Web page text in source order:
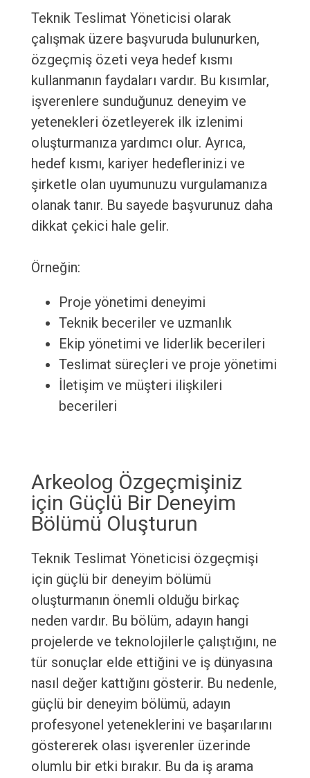
Teknik Teslimat Yöneticisi olarak
çalışmak üzere başvuruda bulunurken,
özgeçmiş özeti veya hedef kısmı
kullanmanın faydaları vardır. Bu kısımlar,
işverenlere sunduğunuz deneyim ve
yetenekleri özetleyerek ilk izlenimi
oluşturmanıza yardımcı olur. Ayrıca,
hedef kısmı, kariyer hedeflerinizi ve
şirketle olan uyumunuzu vurgulamanıza
olanak tanır. Bu sayede başvurunuz daha
dikkat çekici hale gelir.
Örneğin:
Proje yönetimi deneyimi
Teknik beceriler ve uzmanlık
Ekip yönetimi ve liderlik becerileri
Teslimat süreçleri ve proje yönetimi
İletişim ve müşteri ilişkileri
becerileri
Arkeolog Özgeçmişiniz
için Güçlü Bir Deneyim
Bölümü Oluşturun
Teknik Teslimat Yöneticisi özgeçmişi
için güçlü bir deneyim bölümü
oluşturmanın önemli olduğu birkaç
neden vardır. Bu bölüm, adayın hangi
projelerde ve teknolojilerle çalıştığını, ne
tür sonuçlar elde ettiğini ve iş dünyasına
nasıl değer kattığını gösterir. Bu nedenle,
güçlü bir deneyim bölümü, adayın
profesyonel yeteneklerini ve başarılarını
göstererek olası işverenler üzerinde
olumlu bir etki bırakır. Bu da iş arama